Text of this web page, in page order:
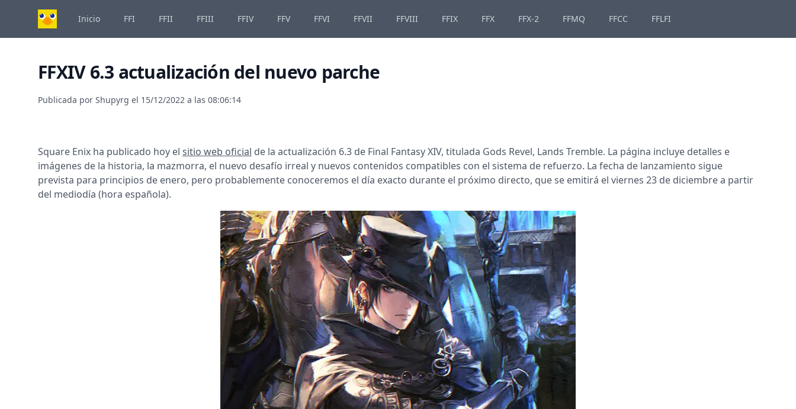
Inicio FFI FFII FFIII FFIV FFV FFVI FFVII FFVIII FFIX FFX FFX-2 FFMQ FFCC FFLFI
FFXIV 6.3 actualización del nuevo parche
Publicada por Shupyrg el 15/12/2022 a las 08:06:14
Square Enix ha publicado hoy el sitio web oficial de la actualización 6.3 de Final Fantasy XIV, titulada Gods Revel, Lands Tremble. La página incluye detalles e
imágenes de la historia, la mazmorra, el nuevo desafío irreal y nuevos contenidos compatibles con el sistema de refuerzo. La fecha de lanzamiento sigue
prevista para principios de enero, pero probablemente conoceremos el día exacto durante el próximo directo, que se emitirá el viernes 23 de diciembre a partir
del mediodía (hora española).